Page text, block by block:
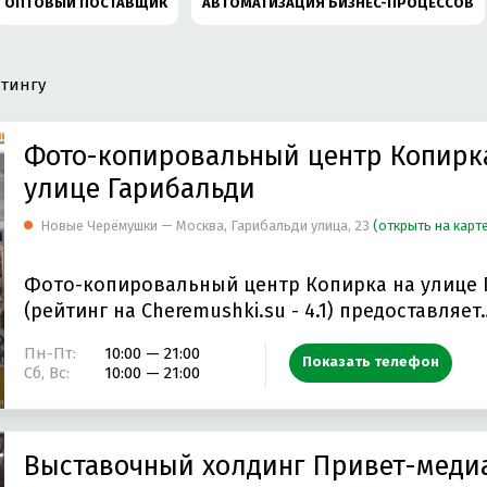
ОБРАБОТКА ПРЕДПЕЧАТНАЯ ПОДГОТОВКА
МЕБЕЛИ ПОД ЗАКАЗ ОФСЕТНАЯ ПЕЧАТЬ КАДРОВОЕ
МАРКЕТИНГОВЫХ ИССЛЕДОВАНИЙ ОЦЕНОЧНАЯ
КОНСАЛТИНГ ТАМПОПЕЧАТЬ ИЗГОТОВЛЕНИЕ
ПЕЧАТЬ
ПЕЧАТЕЙ И ШТАМПОВ СТОМАТОЛОГИЧЕСКИЙ
Фото-копировальный центр
улице Гарибальди
Новые Черёмушки — Москва, Гарибальди улица, 23 (открыть на
Фото-копировальный центр Копирка на улице
(рейтинг на Cheremushki.su - 4.1)
Пн-Пт:
10:00 — 21:00
Сб, Вс:
10:00 — 21:00 Показать телефон
Выставочный холдинг Привет-